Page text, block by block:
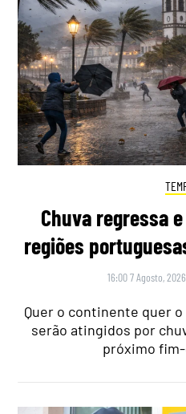
Chuva regressa
regiões
16:00 7 Agosto, 2026
Quer o continente quer
serão atingidos por
próximo